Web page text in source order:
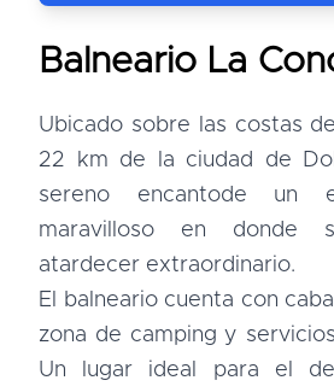
Balneario La
Ubicado sobre las costas
22 km de la ciudad de
sereno encantode un
maravilloso en donde
atardecer extraordinario.
El balneario cuenta con
zona de camping y
Un lugar ideal para el